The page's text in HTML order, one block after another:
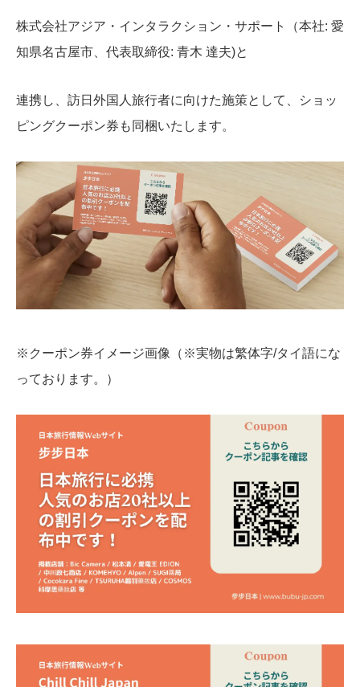
株式会社アジア・インタラクション・サポート（本社: 愛
知県名古屋市、代表取締役: 青木 達夫)と
連携し、訪日外国人旅行者に向けた施策として、ショッ
ピングクーポン券も同梱いたします。
※クーポン券イメージ画像（※実物は繁体字/タイ語にな
っております。）